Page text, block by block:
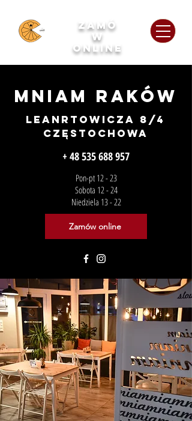
zamó
w
online
Mniam raków
LEanrtowicza 8/4
Częstochowa
+ 48 535 688 957
Pon-pt 12 - 23
Sobota 12 - 24
Niedziela 13 - 22
Zamów online